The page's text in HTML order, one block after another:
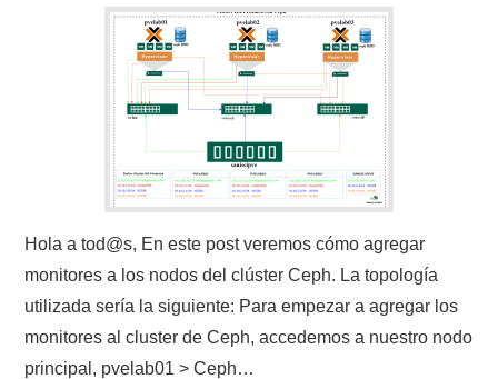
Hola a tod@s, En este post veremos cómo agregar
monitores a los nodos del clúster Ceph. La topología
utilizada sería la siguiente: Para empezar a agregar los
monitores al cluster de Ceph, accedemos a nuestro nodo
principal, pvelab01 > Ceph…